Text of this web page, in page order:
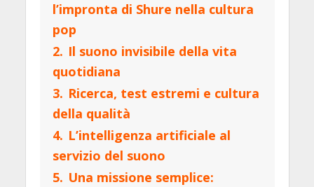
l’impronta di Shure nella cultura
pop
2. Il suono invisibile della vita
quotidiana
3. Ricerca, test estremi e cultura
della qualità
4. L’intelligenza artificiale al
servizio del suono
5. Una missione semplice: